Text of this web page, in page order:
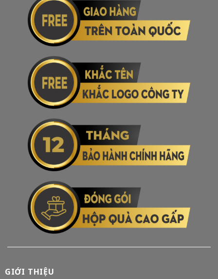
GIỚI THIỆU